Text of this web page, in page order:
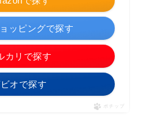
ッピングで探す
カリで探す
オで探す
ポチップ